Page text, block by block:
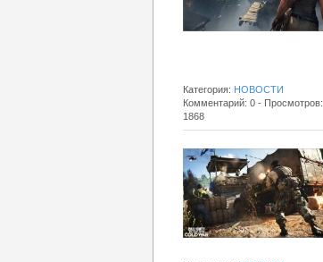
Категория: НОВОСТИ
Комментарий: 0 - Просмотров:
1868